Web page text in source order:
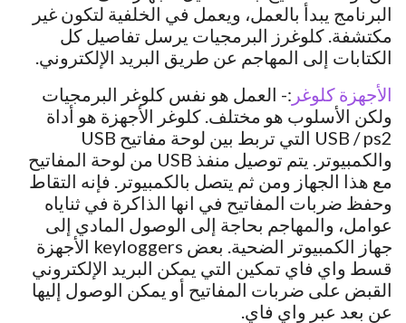
البرنامج يبدأ بالعمل، ويعمل في الخلفية لتكون غير
مكتشفة. كلوغرز البرمجيات يرسل تفاصيل كل
الكتابات إلى المهاجم عن طريق البريد الإلكتروني.
الأجهزة كلوغر :- العمل هو نفس كلوغر البرمجيات
ولكن الأسلوب هو مختلف. كلوغر الأجهزة هو أداة
USB / ps2 التي تربط بين لوحة مفاتيح USB
والكمبيوتر. يتم توصيل منفذ USB من لوحة المفاتيح
مع هذا الجهاز ومن ثم يتصل بالكمبيوتر. فإنه التقاط
وحفظ ضربات المفاتيح في انها الذاكرة في ثناياه
عوامل، والمهاجم بحاجة إلى الوصول المادي إلى
جهاز الكمبيوتر الضحية. بعض keyloggers الأجهزة
قسط واي فاي تمكين التي يمكن البريد الإلكتروني
القبض على ضربات المفاتيح أو يمكن الوصول إليها
عن بعد عبر واي فاي.